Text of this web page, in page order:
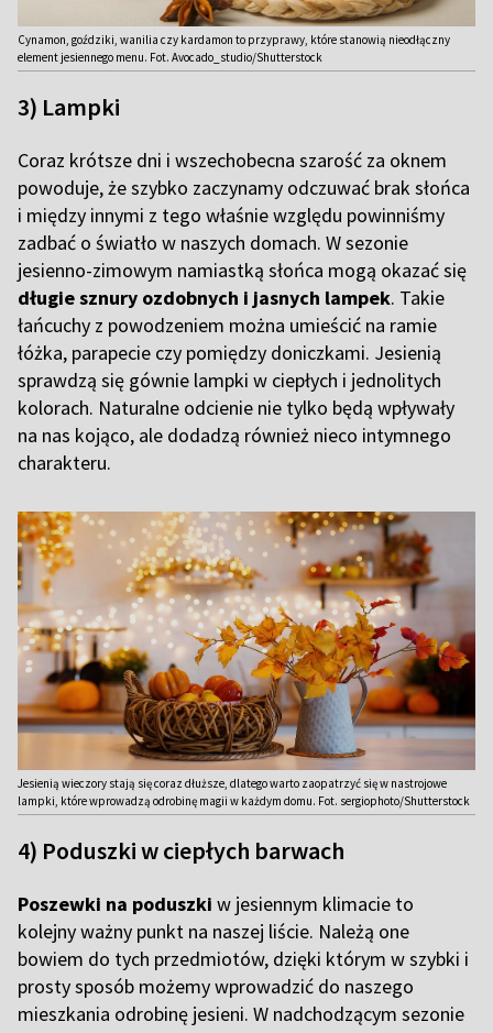
Cynamon, goździki, wanilia czy kardamon to przyprawy, które stanowią nieodłączny
element jesiennego menu. Fot. Avocado_studio/Shutterstock
3) Lampki
Coraz krótsze dni i wszechobecna szarość za oknem
powoduje, że szybko zaczynamy odczuwać brak słońca
i między innymi z tego właśnie względu powinniśmy
zadbać o światło w naszych domach. W sezonie
jesienno-zimowym namiastką słońca mogą okazać się
długie sznury ozdobnych i jasnych lampek. Takie
łańcuchy z powodzeniem można umieścić na ramie
łóżka, parapecie czy pomiędzy doniczkami. Jesienią
sprawdzą się gównie lampki w ciepłych i jednolitych
kolorach. Naturalne odcienie nie tylko będą wpływały
na nas kojąco, ale dodadzą również nieco intymnego
charakteru.
Jesienią wieczory stają się coraz dłuższe, dlatego warto zaopatrzyć się w nastrojowe
lampki, które wprowadzą odrobinę magii w każdym domu. Fot. sergiophoto/Shutterstock
4) Poduszki w ciepłych barwach
Poszewki na poduszki w jesiennym klimacie to
kolejny ważny punkt na naszej liście. Należą one
bowiem do tych przedmiotów, dzięki którym w szybki i
prosty sposób możemy wprowadzić do naszego
mieszkania odrobinę jesieni. W nadchodzącym sezonie